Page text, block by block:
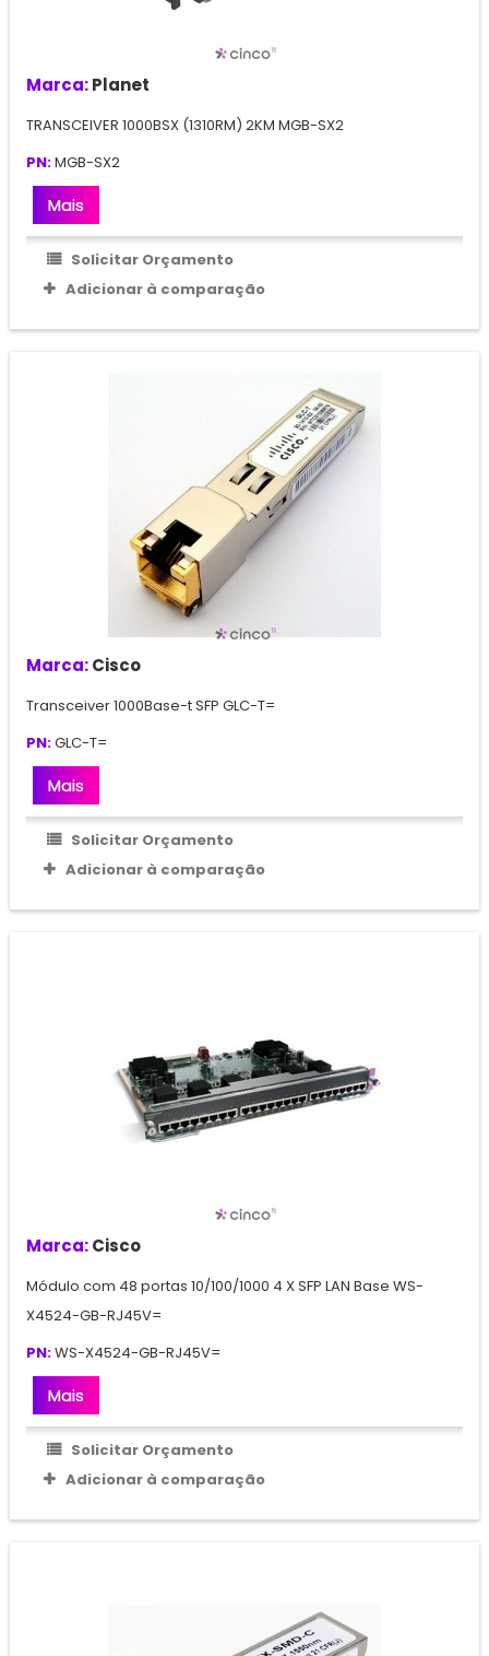
Marca:Planet
TRANSCEIVER 1000BSX (1310RM) 2KM MGB-SX2
PN:MGB-SX2
Mais
Solicitar Orçamento
Adicionar à comparação
Marca:Cisco
Transceiver 1000Base-t SFP GLC-T=
PN:GLC-T=
Mais
Solicitar Orçamento
Adicionar à comparação
Marca:Cisco
Módulo com 48 portas 10/100/1000 4 X SFP LAN Base WS-
X4524-GB-RJ45V=
PN:WS-X4524-GB-RJ45V=
Mais
Solicitar Orçamento
Adicionar à comparação